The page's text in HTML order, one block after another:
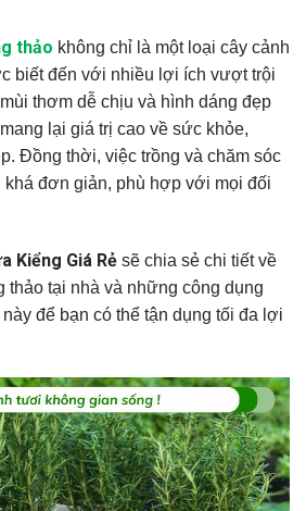
thảo không chỉ là một loại cây cảnh
biết đến với nhiều lợi ích vượt trội
thơm dễ chịu và hình dáng đẹp
lại giá trị cao về sức khỏe,
Đồng thời, việc trồng và chăm sóc
đơn giản, phù hợp với mọi đối
Kiểng Giá Rẻ sẽ chia sẻ chi tiết về
thảo tại nhà và những công dụng
để bạn có thể tận dụng tối đa lợi